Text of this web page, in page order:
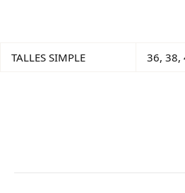
TALLES SIMPLE 36, 38,